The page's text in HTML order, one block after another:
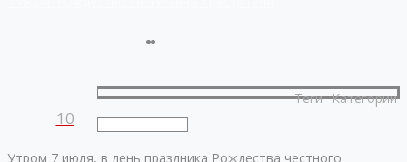
10
Категории
Теги
Утром 7 июля, в день праздника Рождества честного